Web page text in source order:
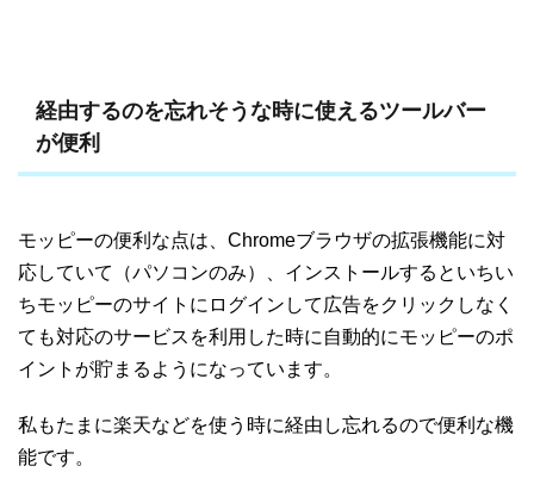
経由するのを忘れそうな時に使えるツールバー
が便利
モッピーの便利な点は、Chromeブラウザの拡張機能に対
応していて（パソコンのみ）、インストールするといちい
ちモッピーのサイトにログインして広告をクリックしなく
ても対応のサービスを利用した時に自動的にモッピーのポ
イントが貯まるようになっています。
私もたまに楽天などを使う時に経由し忘れるので便利な機
能です。